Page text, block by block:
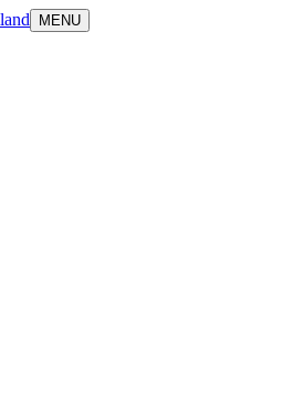
MENU